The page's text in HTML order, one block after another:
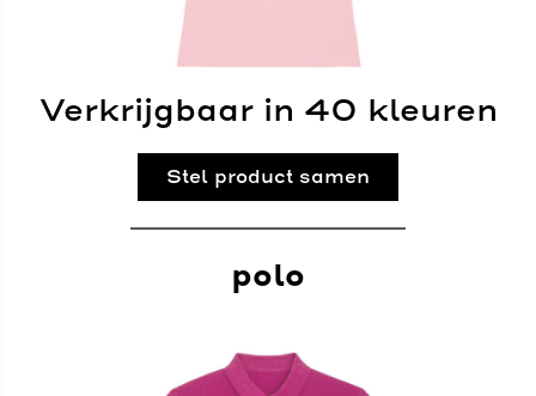
Verkrijgbaar in 40 kleuren
Stel product samen
polo